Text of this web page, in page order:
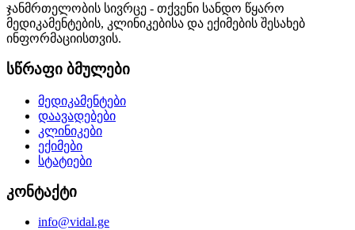
ჯანმრთელობის სივრცე - თქვენი სანდო წყარო
მედიკამენტების, კლინიკებისა და ექიმების შესახებ
ინფორმაციისთვის.
სწრაფი ბმულები
მედიკამენტები
დაავადებები
კლინიკები
ექიმები
სტატიები
კონტაქტი
info@vidal.ge